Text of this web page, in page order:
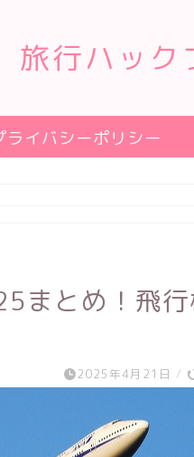
旅行ハック
ライバシーポリシー
まとめ！飛
2025年4月21日 /